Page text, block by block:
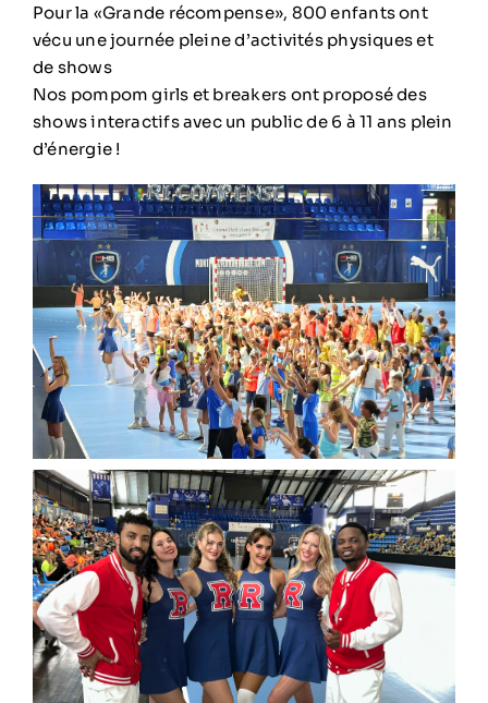
Pour la «Grande récompense», 800 enfants ont
vécu une journée pleine d’activités physiques et
de shows
Nos pompom girls et breakers ont proposé des
shows interactifs avec un public de 6 à 11 ans plein
d’énergie !